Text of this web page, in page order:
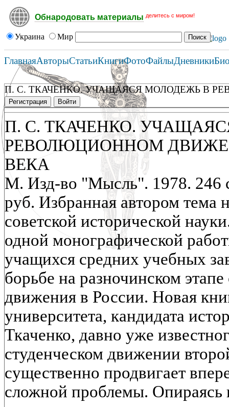
Обнародовать материалы делитесь с миром!
Украина Мир
ГлавнаяАвторыСтатьиКнигиФотоФайлыДневники
П. С. ТКАЧЕНКО. УЧАЩАЯСЯ МОЛОДЕЖЬ В
Регистрация Войти
П. С. ТКАЧЕНКО.
РЕВОЛЮЦИОННОМ
ВЕКА
М. Изд-во "Мысль". 1978. 246
руб. Избранная автором тема
советской исторической
одной монографической
учащихся средних учебных
борьбе на разночинском
движения в России. Новая
университета, кандидата
Ткаченко, давно уже
студенческом движении
существенно продвигает
сложной проблемы. Опираясь